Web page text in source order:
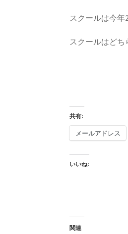
スクールは今年
スクールはどち
共有:
メールアドレス
いいね:
関連